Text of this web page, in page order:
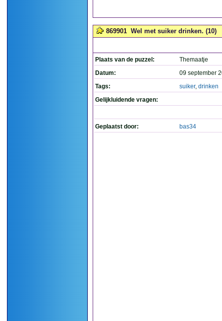
869901 Wel met suiker drinken. (10)
Plaats van de puzzel:
Themaatje
Datum:
09 september
Tags:
suiker, drinken
Gelijkluidende vragen:
Geplaatst door: bas34